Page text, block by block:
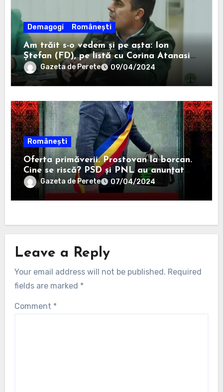
Demagogi Românești
Am trăit s-o vedem și pe asta: Ion
Ștefan (FD), pe listă cu Corina Atanasiu
(USR), cea care l-a ajutat pe Misăilă să
rămână primar în 2020.
Gazeta de Perete 09/04/2024
Românești
Oferta primăverii. Prostovan la borcan.
Cine se riscă? PSD și PNL au anunțat
că-i sar capacele degeaba blanaursului
Gazeta de Perete 07/04/2024
Leave a Reply
Your email address will not be published. Required
fields are marked *
Comment *